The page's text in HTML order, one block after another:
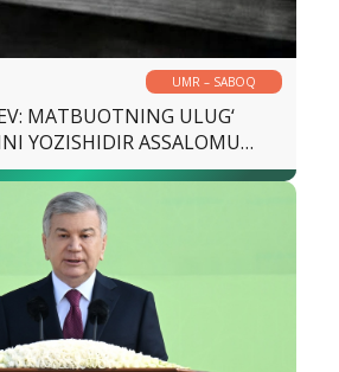
UMR – SABOQ
MATBUOTNING ULUG‘
ASSALOMU
BILAN BIRGA
JURNALIST